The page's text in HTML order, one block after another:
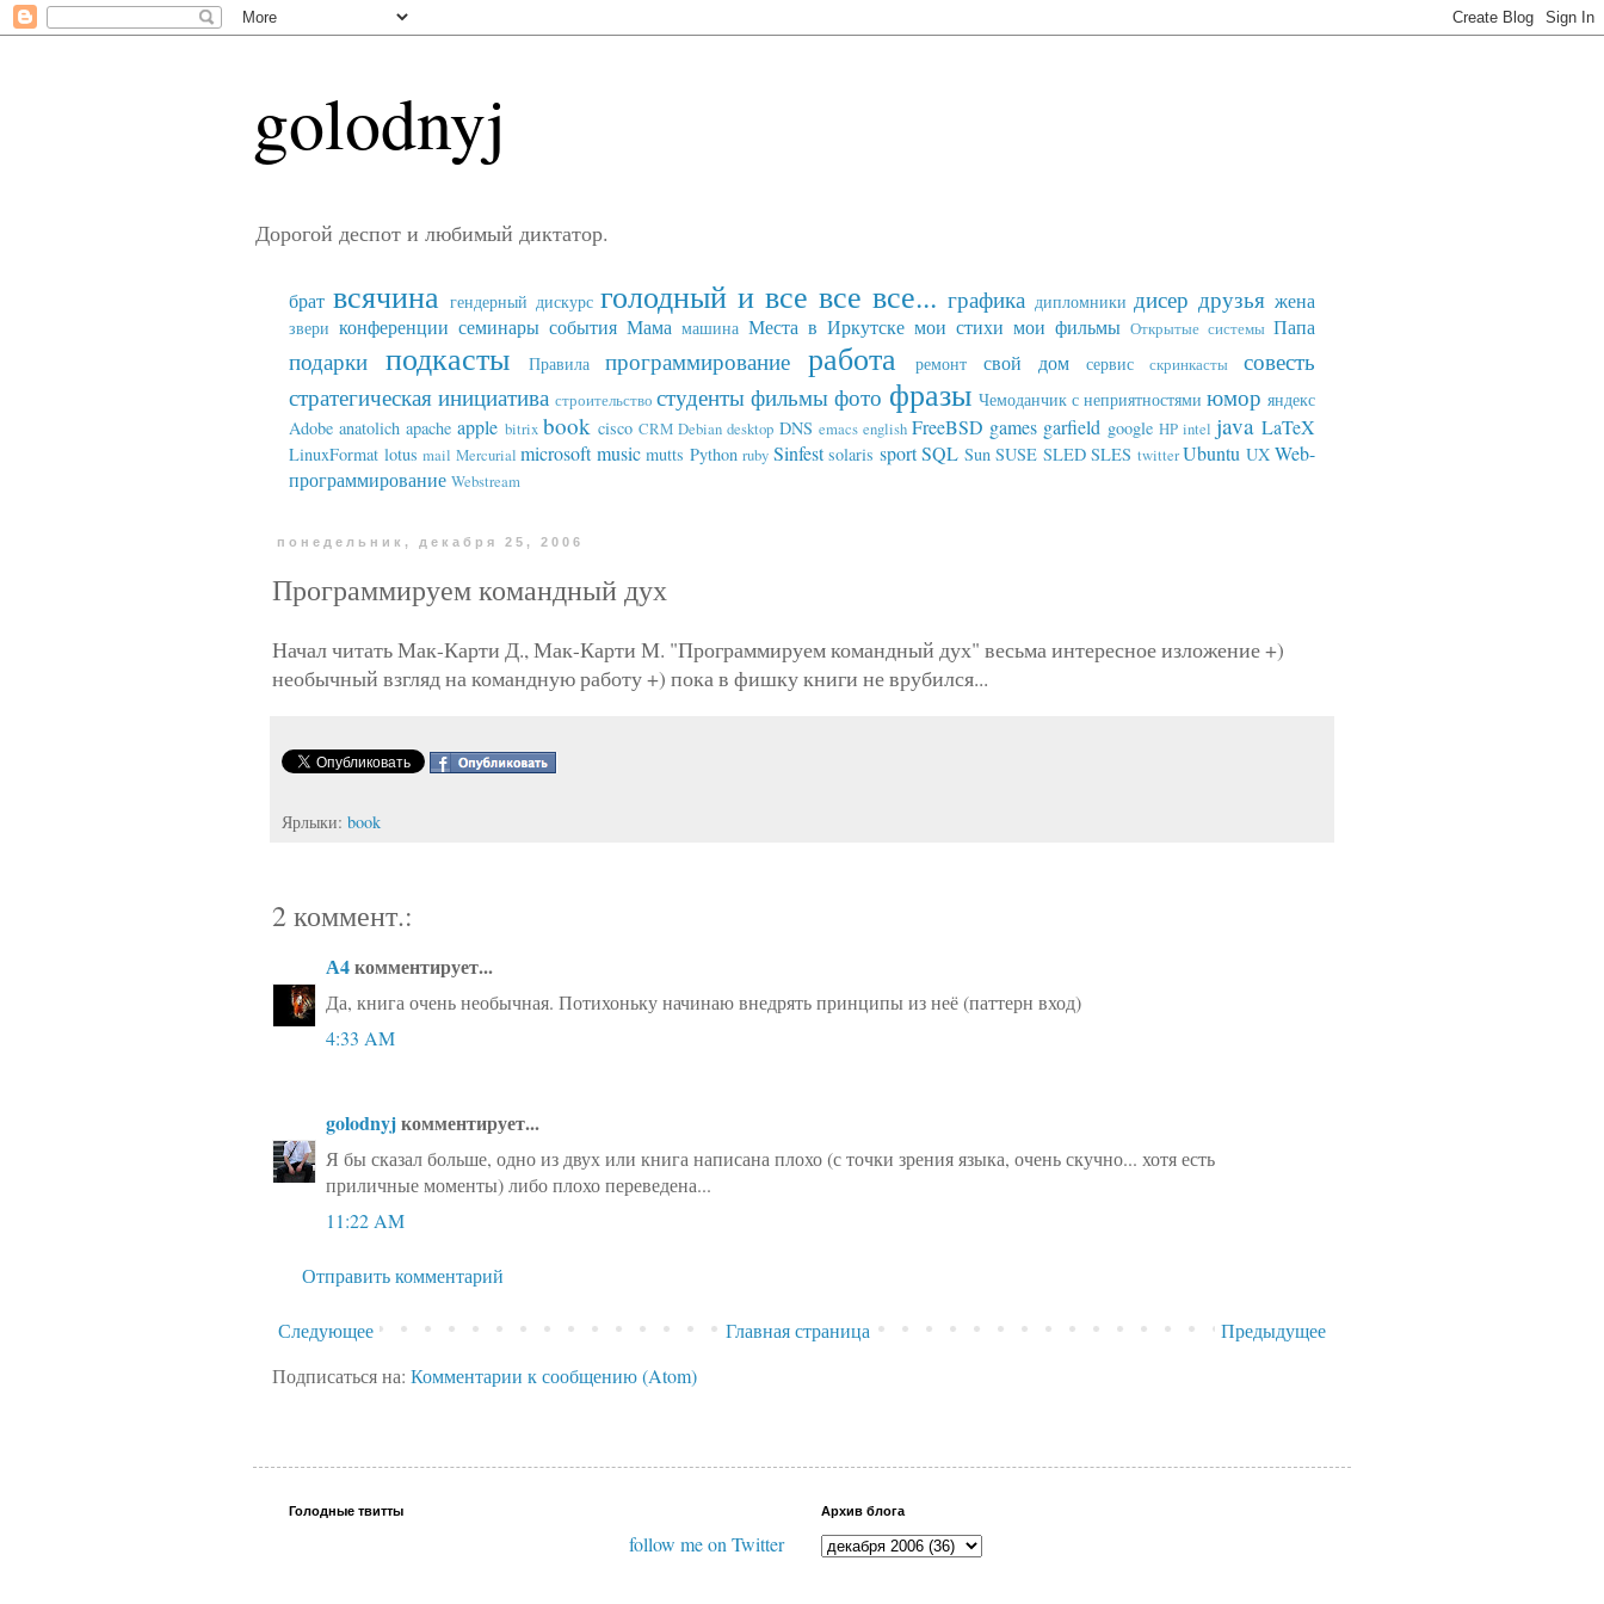
golodnyj
Дорогой деспот и любимый диктатор.
брат всячина гендерный дискурс голодный и все все все... графика дипломники дисер друзья жена
звери конференции семинары события Мама машина Места в Иркутске мои стихи мои фильмы Открытые системы Папа
подарки подкасты Правила программирование работа ремонт свой дом сервис скринкасты
совесть
стратегическая инициатива строительство студенты фильмы фото фразы Чемоданчик с неприятностями юмор яндекс
Adobe anatolich apache apple bitrix book cisco CRM Debian desktop DNS emacs english FreeBSD games garfield google HP intel java LaTeX
LinuxFormat lotus mail Mercurial microsoft music mutts Python ruby Sinfest solaris sport SQL Sun SUSE SLED SLES twitterUbuntu UX Web-
программирование Webstream
понедельник, декабря 25, 2006
Программируем командный дух
Начал читать Мак-Карти Д., Мак-Карти М. "Программируем командный дух" весьма интересное изложение +)
необычный взгляд на командную работу +) пока в фишку книги не врубился...
Ярлыки: book
2 коммент.:
А4комментирует...
Да, книга очень необычная. Потихоньку начинаю внедрять принципы из неё (паттерн вход)
4:33 AM
golodnyjкомментирует...
Я бы сказал больше, одно из двух или книга написана плохо (с точки зрения языка, очень скучно... хотя есть
приличные моменты) либо плохо переведена...
11:22 AM
Отправить комментарий
Следующее Предыдущее
Главная страница
Подписаться на: Комментарии к сообщению (Atom)
Голодные твитты
follow me on Twitter
Архив блога